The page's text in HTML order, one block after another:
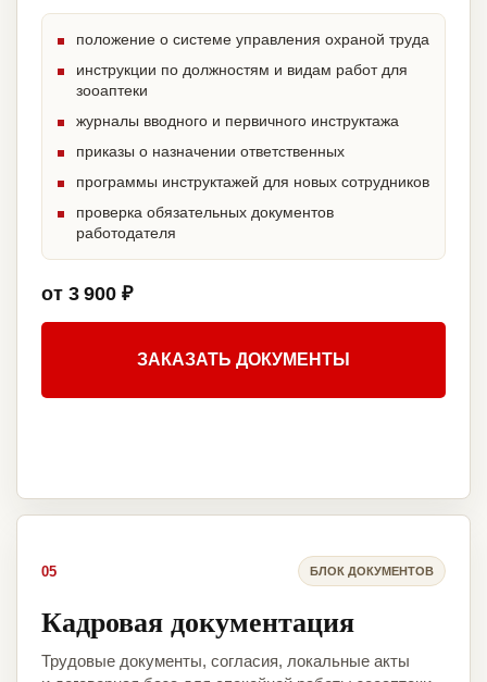
положение о системе управления охраной труда
инструкции по должностям и видам работ для
зооаптеки
журналы вводного и первичного инструктажа
приказы о назначении ответственных
программы инструктажей для новых сотрудников
проверка обязательных документов
работодателя
от 3 900 ₽
ЗАКАЗАТЬ ДОКУМЕНТЫ
05 БЛОК ДОКУМЕНТОВ
Кадровая документация
Трудовые документы, согласия, локальные акты